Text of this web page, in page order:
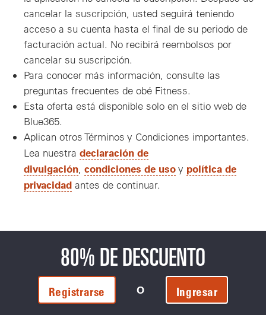
cancelar la suscripción, usted seguirá teniendo
acceso a su cuenta hasta el final de su periodo de
facturación actual. No recibirá reembolsos por
cancelar su suscripción.
Para conocer más información, consulte las
preguntas frecuentes de obé Fitness.
Esta oferta está disponible solo en el sitio web de
Blue365.
Aplican otros Términos y Condiciones importantes.
Lea nuestra declaración de
divulgación condiciones de usoy política de
privacidad antes de continuar.
80% DE DESCUENTO
Registrarse O Ingresar